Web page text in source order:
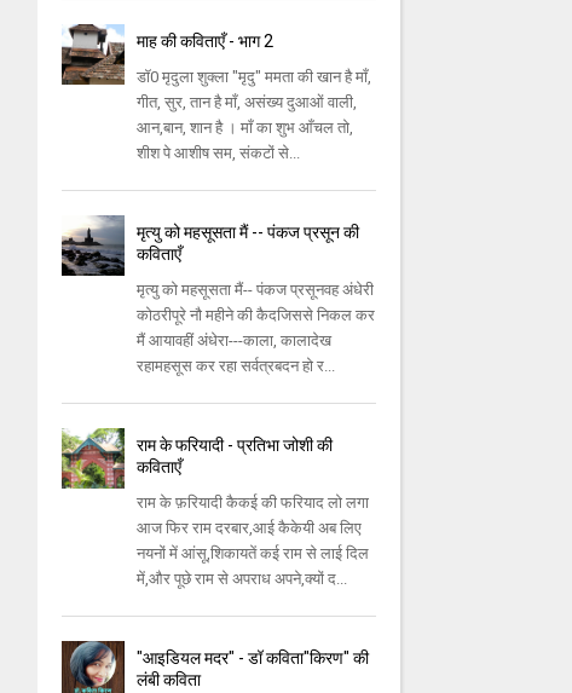
माह की कविताएँ - भाग 2
डॉ0 मृदुला शुक्ला "मृदु" ममता की खान है माँ,
गीत, सुर, तान है माँ, असंख्य दुआओं वाली,
आन,बान, शान है । माँ का शुभ आँचल तो,
शीश पे आशीष सम, संकटों से...
मृत्यु को महसूसता मैं -- पंकज प्रसून की
कविताएँ
मृत्यु को महसूसता मैं-- पंकज प्रसूनवह अंधेरी
कोठरीपूरे नौ महीने की कैदजिससे निकल कर
मैं आयावहीं अंधेरा---काला, कालादेख
रहामहसूस कर रहा सर्वत्रबदन हो र...
राम के फरियादी - प्रतिभा जोशी की
कविताएँ
राम के फ़रियादी कैकई की फरियाद लो लगा
आज फिर राम दरबार,आई कैकेयी अब लिए
नयनों में आंसू,शिकायतें कई राम से लाई दिल
में,और पूछे राम से अपराध अपने,क्यों द...
"आइडियल मदर" - डॉ कविता"किरण" की
लंबी कविता